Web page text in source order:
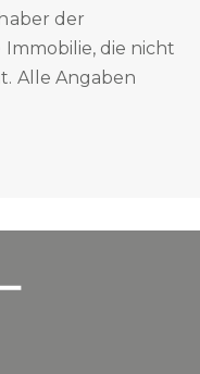
der
die nicht
Alle Angaben